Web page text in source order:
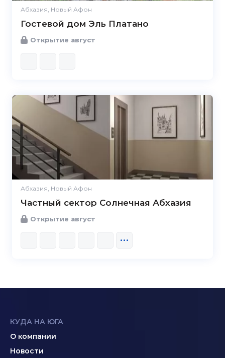
Абхазия, Новый Афон
Гостевой дом Эль Платано
Открытие август
Абхазия, Новый Афон
Частный сектор Солнечная Абхазия
Открытие август
КУДА НА ЮГА
О компании
Новости